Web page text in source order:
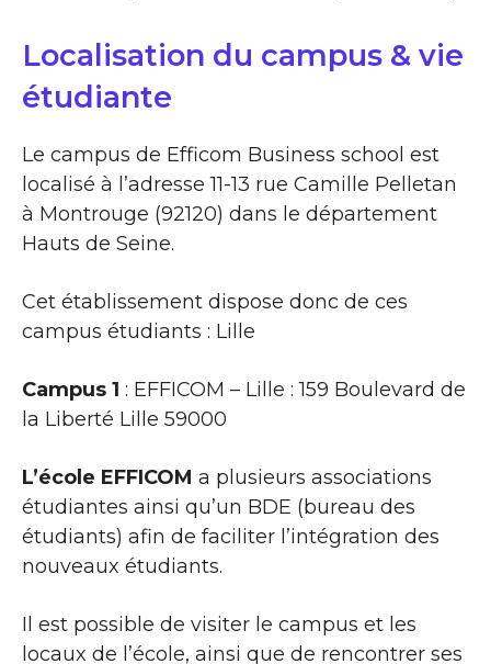
Localisation du campus & vie
étudiante
Le campus de Efficom Business school est
localisé à l’adresse 11-13 rue Camille Pelletan
à Montrouge (92120) dans le département
Hauts de Seine.
Cet établissement dispose donc de ces
campus étudiants : Lille
Campus 1 : EFFICOM – Lille : 159 Boulevard de
la Liberté Lille 59000
L’école EFFICOM a plusieurs associations
étudiantes ainsi qu’un BDE (bureau des
étudiants) afin de faciliter l’intégration des
nouveaux étudiants.
Il est possible de visiter le campus et les
locaux de l’école, ainsi que de rencontrer ses